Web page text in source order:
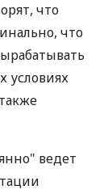
что
что
условиях
ведет